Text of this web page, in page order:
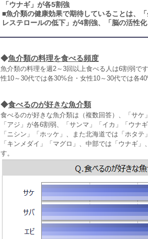
「ウナギ」が各5割強
■魚介類の健康効果で期待していることは、
レステロールの低下」が4割強、「脳の活性
◆魚介類の料理を食べる頻度
魚介類の料理を週2～3回以上食べる人は6割弱で
性10～30代では各30%台・女性10～30代では各
◆食べるのが好きな魚介類
食べるのが好きな魚介類は（複数回答）、「サ
「アジ」が各6割弱、「サンマ」「イカ」「ウ
「ニシン」「ホッケ」、また北海道では「ホタ
「キンメダイ」「マグロ」、中部では「ウナギ
す。